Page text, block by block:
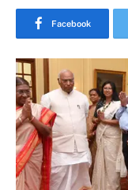
Facebook